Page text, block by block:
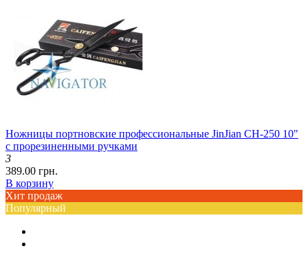
Ножницы портновские профессиональные JinJian CH-250 10"
с прорезиненными ручками
3
389.00 грн.
В корзину
Хит продаж
Популярный